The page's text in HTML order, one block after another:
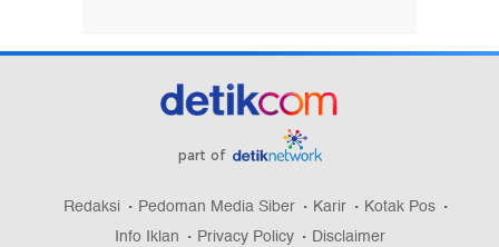
part of
Redaksi Pedoman Media Siber Karir
Kotak Pos
Info Iklan
Privacy Policy Disclaimer